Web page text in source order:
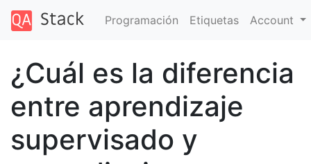
Programación Etiquetas Account
¿Cuál es la diferencia
entre aprendizaje
supervisado y